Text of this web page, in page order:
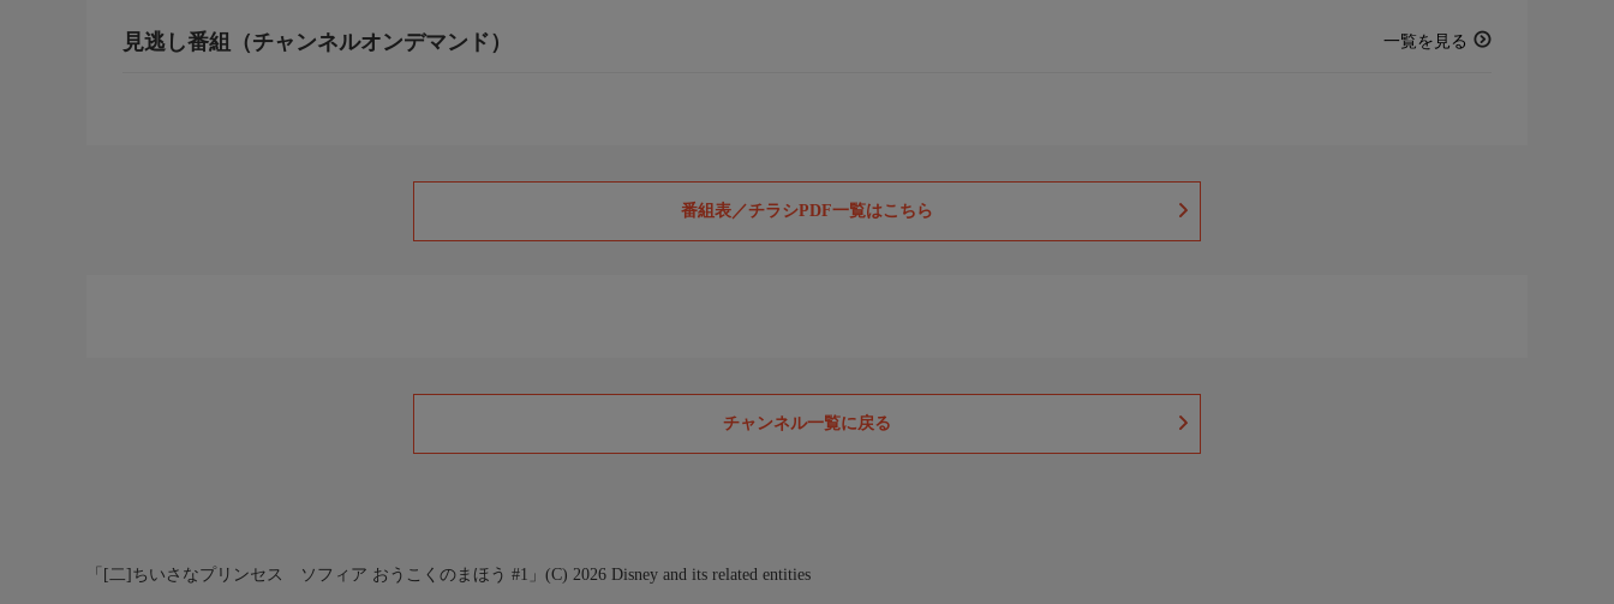
見逃し番組（チャンネルオンデマンド） 一覧を見る
番組表／チラシPDF一覧はこちら
チャンネル一覧に戻る
「[二]ちいさなプリンセス ソフィア おうこくのまほう #1」(C) 2026 Disney and its related entities